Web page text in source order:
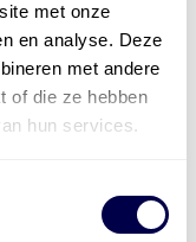
met onze
en analyse. Deze
met andere
of die ze hebben
hun services.